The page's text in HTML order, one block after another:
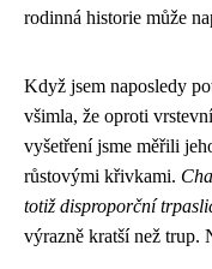
rodinná historie může
Když jsem naposledy
všimla, že oproti
vyšetření jsme měřili
růstovými křivkami.
totiž disproporční
výrazně kratší než trup.